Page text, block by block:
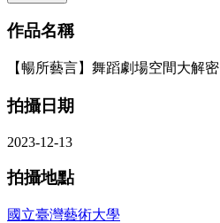
作品名稱
【暢所藝言】舞蹈劇場空間大解密
拍攝日期
2023-12-13
拍攝地點
國立臺灣藝術大學